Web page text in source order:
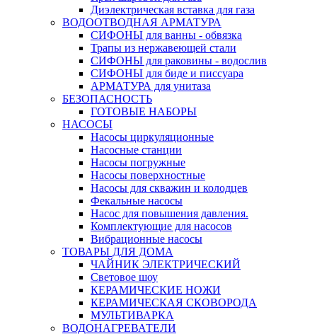
Диэлектрическая вставка для газа
ВОДООТВОДНАЯ АРМАТУРА
СИФОНЫ для ванны - обвязка
Трапы из нержавеющей стали
СИФОНЫ для раковины - водослив
СИФОНЫ для биде и писсуара
АРМАТУРА для унитаза
БЕЗОПАСНОСТЬ
ГОТОВЫЕ НАБОРЫ
НАСОСЫ
Насосы циркуляционные
Насосные станции
Насосы погружные
Насосы поверхностные
Насосы для скважин и колодцев
Фекальные насосы
Насос для повышения давления.
Комплектующие для насосов
Вибрационные насосы
ТОВАРЫ ДЛЯ ДОМА
ЧАЙНИК ЭЛЕКТРИЧЕСКИЙ
Световое шоу
КЕРАМИЧЕСКИЕ НОЖИ
КЕРАМИЧЕСКАЯ СКОВОРОДА
МУЛЬТИВАРКА
ВОДОНАГРЕВАТЕЛИ